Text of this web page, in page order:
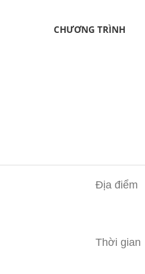
CHƯƠNG TRÌNH
Địa điểm
Thời gian